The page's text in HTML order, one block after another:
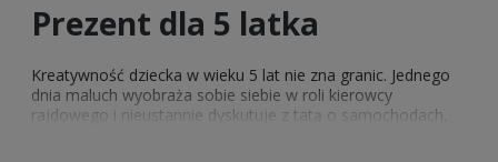
Prezent dla 5 latka
Kreatywność dziecka w wieku 5 lat nie zna granic. Jednego
dnia maluch wyobraża sobie siebie w roli kierowcy
rajdowego i nieustannie dyskutuje z tatą o samochodach,